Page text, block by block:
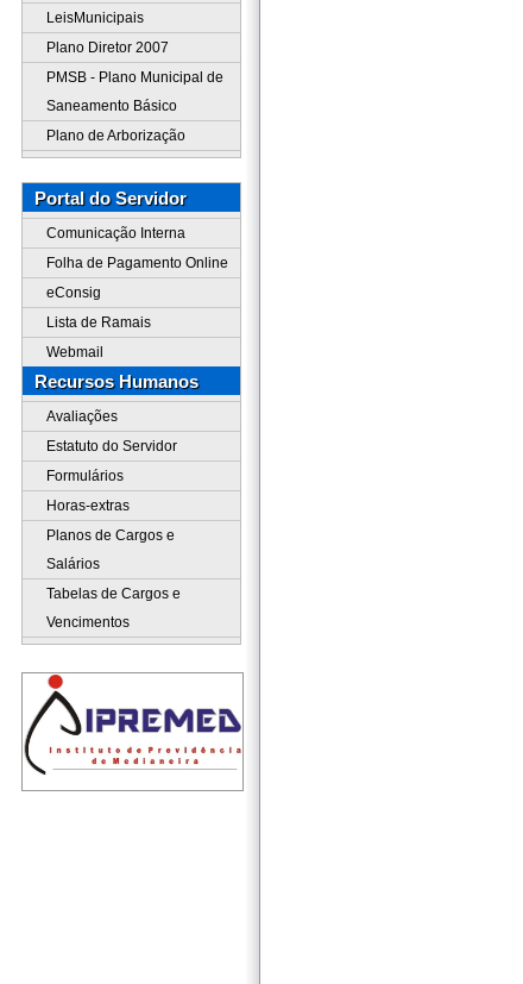
LeisMunicipais
Plano Diretor 2007
PMSB - Plano Municipal de
Saneamento Básico
Plano de Arborização
Portal do Servidor
Comunicação Interna
Folha de Pagamento Online
eConsig
Lista de Ramais
Webmail
Recursos Humanos
Avaliações
Estatuto do Servidor
Formulários
Horas-extras
Planos de Cargos e
Salários
Tabelas de Cargos e
Vencimentos